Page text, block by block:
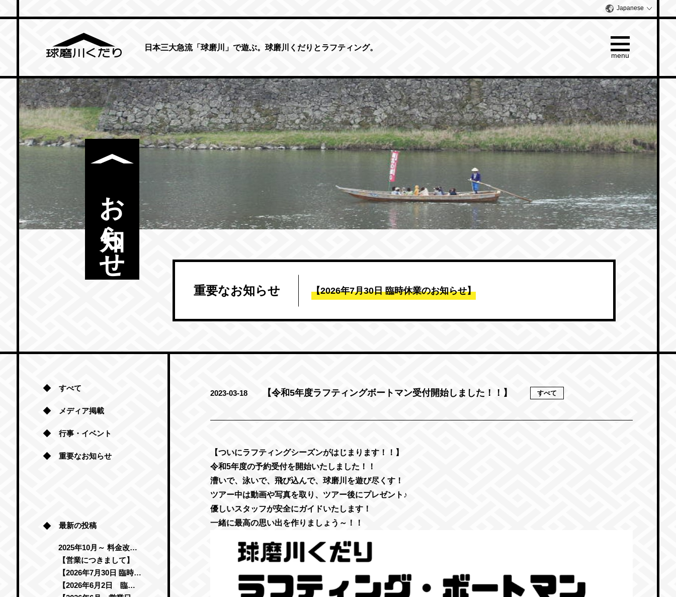
Japanese
日本三大急流「球磨川」で遊ぶ。 球磨川くだりとラフティング。
menu
お知らせ
重要なお知らせ 【2026年7月30日 臨時休業のお知らせ】
2023-03-18 【令和5年度ラフティングボートマン受付開始しました！！】 すべて
【ついにラフティングシーズンがはじまります！！】
令和5年度の予約受付を開始いたしました！！
漕いで、泳いで、飛び込んで、球磨川を遊び尽くす！
ツアー中は動画や写真を取り、ツアー後にプレゼント♪
優しいスタッフが安全にガイドいたします！
一緒に最高の思い出を作りましょう～！！
すべて
メディア掲載
行事・イベント
重要なお知らせ
最新の投稿
2025年10月～ 料金改定のお知らせ
【営業につきまして】
【2026年7月30日 臨時休業のお知らせ】
【2026年6月2日 臨時休館のお知らせ】